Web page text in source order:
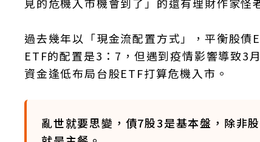
過去幾年以「現金流配置方式」，平衡股
ETF的配置是3：7，但遇到疫情影響導致3
資金逢低布局台股ETF打算危機入市。
亂世就要思變，債7股3是基本盤，除非